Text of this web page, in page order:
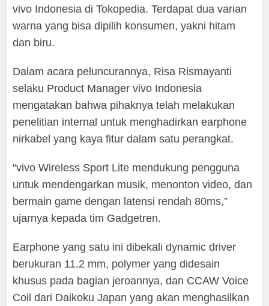
vivo Indonesia di Tokopedia. Terdapat dua varian
warna yang bisa dipilih konsumen, yakni hitam
dan biru.
Dalam acara peluncurannya, Risa Rismayanti
selaku Product Manager vivo Indonesia
mengatakan bahwa pihaknya telah melakukan
penelitian internal untuk menghadirkan earphone
nirkabel yang kaya fitur dalam satu perangkat.
“vivo Wireless Sport Lite mendukung pengguna
untuk mendengarkan musik, menonton video, dan
bermain game dengan latensi rendah 80ms,”
ujarnya kepada tim Gadgetren.
Earphone yang satu ini dibekali dynamic driver
berukuran 11.2 mm, polymer yang didesain
khusus pada bagian jeroannya, dan CCAW Voice
Coil dari Daikoku Japan yang akan menghasilkan